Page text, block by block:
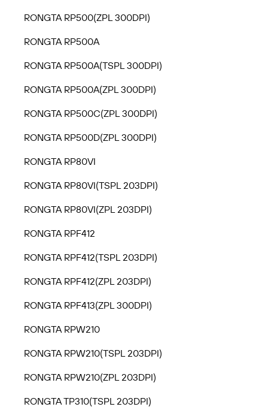
RONGTA RP500(ZPL 300DPI)
RONGTA RP500A
RONGTA RP500A(TSPL 300DPI)
RONGTA RP500A(ZPL 300DPI)
RONGTA RP500C(ZPL 300DPI)
RONGTA RP500D(ZPL 300DPI)
RONGTA RP80VI
RONGTA RP80VI(TSPL 203DPI)
RONGTA RP80VI(ZPL 203DPI)
RONGTA RPF412
RONGTA RPF412(TSPL 203DPI)
RONGTA RPF412(ZPL 203DPI)
RONGTA RPF413(ZPL 300DPI)
RONGTA RPW210
RONGTA RPW210(TSPL 203DPI)
RONGTA RPW210(ZPL 203DPI)
RONGTA TP310(TSPL 203DPI)